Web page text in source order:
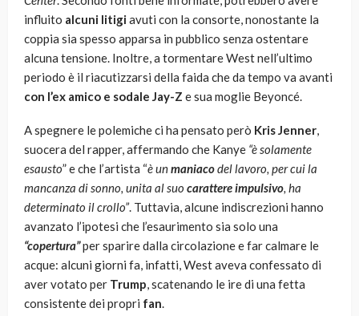
influito alcuni litigiavuti con la consorte, nonostante la
coppia sia spesso apparsa in pubblico senza ostentare
alcuna tensione. Inoltre, a tormentare West nell’ultimo
periodo è il riacutizzarsi della faida che da tempo va avanti
con l’ex amico e sodale Jay-Z e sua moglie Beyoncé.
A spegnere le polemiche ci ha pensato però Kris Jenner,
suocera del rapper, affermando che Kanye “è solamente
esausto” e che l’artista “è unmaniacodel lavoro, per cui la
mancanza di sonno, unita al suo carattere impulsivo, ha
determinato il crollo”. Tuttavia, alcune indiscrezioni hanno
avanzato l’ipotesi che l’esaurimento sia solo una
“copertura”per sparire dalla circolazione e far calmare le
acque: alcuni giorni fa, infatti, West aveva confessato di
aver votato per Trump, scatenando le ire di una fetta
consistente dei propri fan.